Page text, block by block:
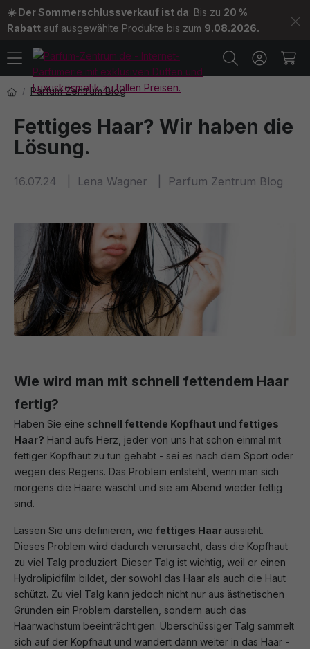
☀️ Der Sommerschlussverkauf ist da: Bis zu 20 %
Rabatt auf ausgewählte Produkte bis zum 9.08.2026.
Parfum Zentrum Blog
Fettiges Haar? Wir haben die
Lösung.
16.07.24 Lena Wagner Parfum Zentrum Blog
Wie wird man mit schnell fettendem Haar
fertig?
Haben Sie eine schnell fettende Kopfhaut und fettiges
Haar? Hand aufs Herz, jeder von uns hat schon einmal mit
fettiger Kopfhaut zu tun gehabt - sei es nach dem Sport oder
wegen des Regens. Das Problem entsteht, wenn man sich
morgens die Haare wäscht und sie am Abend wieder fettig
sind.
Lassen Sie uns definieren, wie fettiges Haar aussieht.
Dieses Problem wird dadurch verursacht, dass die Kopfhaut
zu viel Talg produziert. Dieser Talg ist wichtig, weil er einen
Hydrolipidfilm bildet, der sowohl das Haar als auch die Haut
schützt. Zu viel Talg kann jedoch nicht nur aus ästhetischen
Gründen ein Problem darstellen, sondern auch das
Haarwachstum beeinträchtigen. Überschüssiger Talg sammelt
sich auf der Kopfhaut und wandert dann weiter in das Haar -